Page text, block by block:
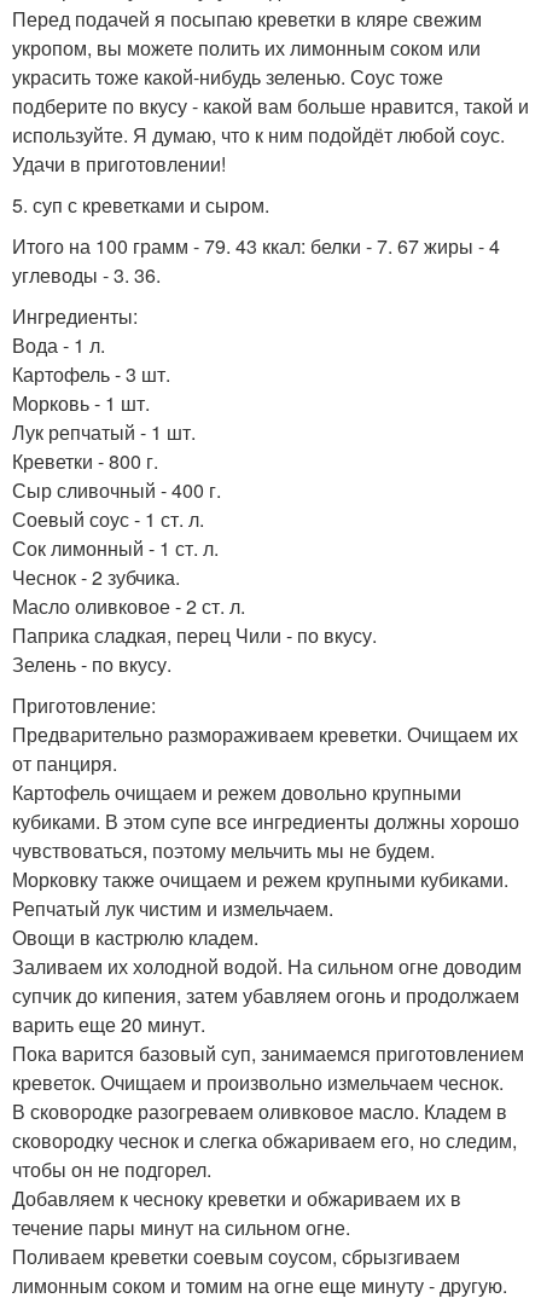
Перед подачей я посыпаю креветки в кляре свежим
укропом, вы можете полить их лимонным соком или
украсить тоже какой-нибудь зеленью. Соус тоже
подберите по вкусу - какой вам больше нравится, такой и
используйте. Я думаю, что к ним подойдёт любой соус.
Удачи в приготовлении!
5. суп с креветками и сыром.
Итого на 100 грамм - 79. 43 ккал: белки - 7. 67 жиры - 4
углеводы - 3. 36.
Ингредиенты:
Вода - 1 л.
Картофель - 3 шт.
Морковь - 1 шт.
Лук репчатый - 1 шт.
Креветки - 800 г.
Сыр сливочный - 400 г.
Соевый соус - 1 ст. л.
Сок лимонный - 1 ст. л.
Чеснок - 2 зубчика.
Масло оливковое - 2 ст. л.
Паприка сладкая, перец Чили - по вкусу.
Зелень - по вкусу.
Приготовление:
Предварительно размораживаем креветки. Очищаем их
от панциря.
Картофель очищаем и режем довольно крупными
кубиками. В этом супе все ингредиенты должны хорошо
чувствоваться, поэтому мельчить мы не будем.
Морковку также очищаем и режем крупными кубиками.
Репчатый лук чистим и измельчаем.
Овощи в кастрюлю кладем.
Заливаем их холодной водой. На сильном огне доводим
супчик до кипения, затем убавляем огонь и продолжаем
варить еще 20 минут.
Пока варится базовый суп, занимаемся приготовлением
креветок. Очищаем и произвольно измельчаем чеснок.
В сковородке разогреваем оливковое масло. Кладем в
сковородку чеснок и слегка обжариваем его, но следим,
чтобы он не подгорел.
Добавляем к чесноку креветки и обжариваем их в
течение пары минут на сильном огне.
Поливаем креветки соевым соусом, сбрызгиваем
лимонным соком и томим на огне еще минуту - другую.